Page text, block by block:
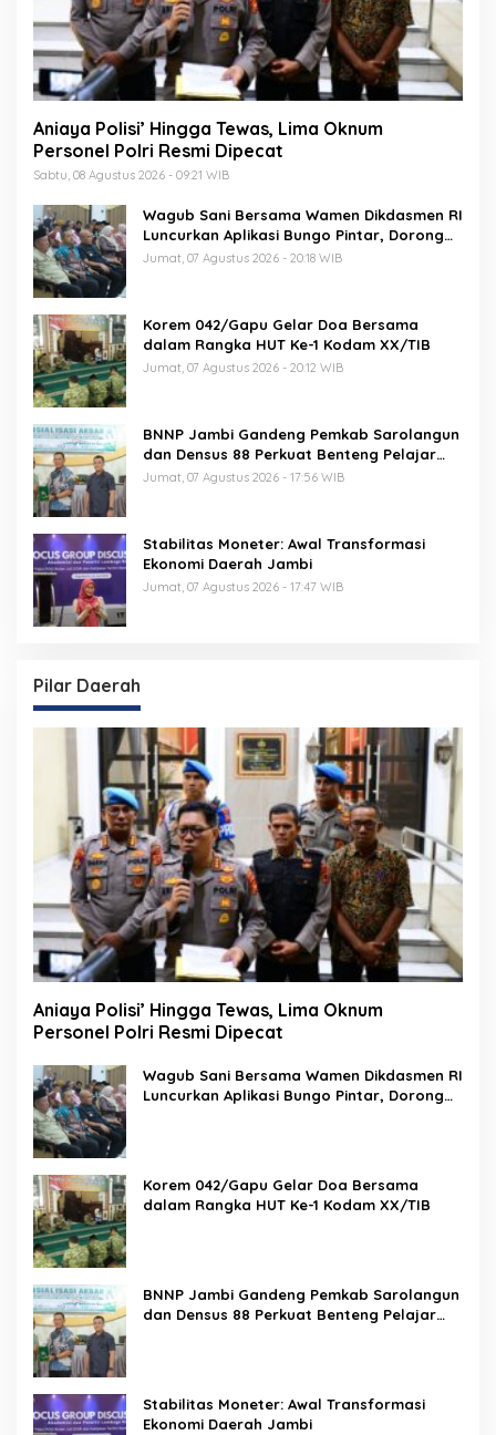
Aniaya Polisi’ Hingga Tewas, Lima Oknum
Personel Polri Resmi Dipecat
Sabtu, 08 Agustus 2026 - 09:21 WIB
Wagub Sani Bersama Wamen Dikdasmen RI
Luncurkan Aplikasi Bungo Pintar, Dorong
Transformasi Digital Pendidikan di Jambi
Jumat, 07 Agustus 2026 - 20:18 WIB
Korem 042/Gapu Gelar Doa Bersama
dalam Rangka HUT Ke-1 Kodam XX/TIB
Jumat, 07 Agustus 2026 - 20:12 WIB
BNNP Jambi Gandeng Pemkab Sarolangun
dan Densus 88 Perkuat Benteng Pelajar
dari Radikalisme, Terorisme, dan Narkoba
Jumat, 07 Agustus 2026 - 17:56 WIB
Stabilitas Moneter: Awal Transformasi
Ekonomi Daerah Jambi
Jumat, 07 Agustus 2026 - 17:47 WIB
Pilar Daerah
Aniaya Polisi’ Hingga Tewas, Lima Oknum
Personel Polri Resmi Dipecat
Wagub Sani Bersama Wamen Dikdasmen RI
Luncurkan Aplikasi Bungo Pintar, Dorong
Korem 042/Gapu Gelar Doa Bersama
dalam Rangka HUT Ke-1 Kodam XX/TIB
BNNP Jambi Gandeng Pemkab Sarolangun
dan Densus 88 Perkuat Benteng Pelajar
Stabilitas Moneter: Awal Transformasi
Ekonomi Daerah Jambi